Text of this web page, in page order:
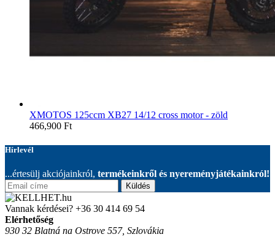
XMOTOS 125ccm XB27 14/12 cross motor - zöld
466,900 Ft
Hírlevél
...értesülj akciójainkról, termékeinkről és nyereményjátékainkról!
Küldés
Vannak kérdései? +36 30 414 69 54
Elérhetőség
930 32 Blatná na Ostrove 557, Szlovákia